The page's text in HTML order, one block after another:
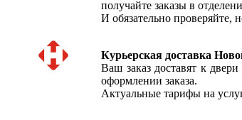
получайте заказы в
И обязательно проверяйте,
Курьерская доставка
Ваш заказ доставят к
оформлении заказа.
Актуальные тарифы на